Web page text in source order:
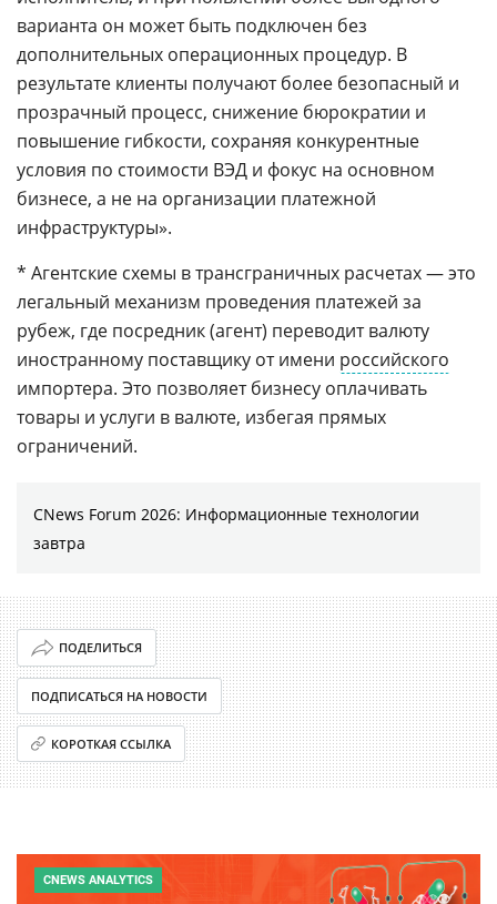
варианта он может быть подключен без
дополнительных операционных процедур. В
результате клиенты получают более безопасный и
прозрачный процесс, снижение бюрократии и
повышение гибкости, сохраняя конкурентные
условия по стоимости ВЭД и фокус на основном
бизнесе, а не на организации платежной
инфраструктуры».
* Агентские схемы в трансграничных расчетах — это
легальный механизм проведения платежей за
рубеж, где посредник (агент) переводит валюту
иностранному поставщику от имени российского
импортера. Это позволяет бизнесу оплачивать
товары и услуги в валюте, избегая прямых
ограничений.
CNews Forum 2026: Информационные технологии
завтра
ПОДЕЛИТЬСЯ
ПОДПИСАТЬСЯ НА НОВОСТИ
КОРОТКАЯ ССЫЛКА
CNEWS ANALYTICS